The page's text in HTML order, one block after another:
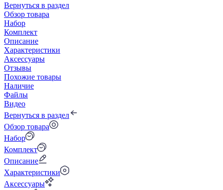
Вернуться в раздел
Обзор товара
Набор
Комплект
Описание
Характеристики
Аксессуары
Отзывы
Похожие товары
Наличие
Файлы
Видео
Вернуться в раздел
Обзор товара
Набор
Комплект
Описание
Характеристики
Аксессуары